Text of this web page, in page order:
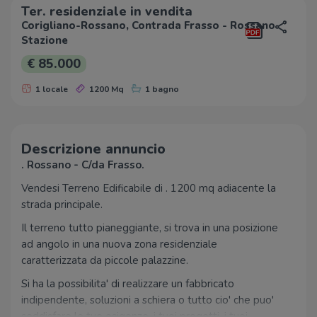
Ter. residenziale in vendita
Corigliano-Rossano, Contrada Frasso - Rossano
Stazione
€ 85.000
1 locale 1200 Mq 1 bagno
Descrizione annuncio
. Rossano - C/da Frasso.
Vendesi Terreno Edificabile di . 1200 mq adiacente la
strada principale.
Il terreno tutto pianeggiante, si trova in una posizione
ad angolo in una nuova zona residenziale
caratterizzata da piccole palazzine.
Si ha la possibilita' di realizzare un fabbricato
indipendente, soluzioni a schiera o tutto cio' che puo'